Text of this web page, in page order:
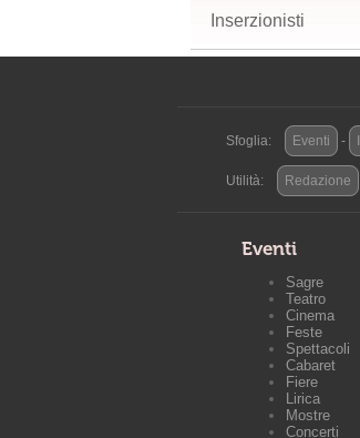
Inserzionisti
Sfoglia: Eventi -
Utilità: Redazione
Eventi
Sagre
Teatro
Cinema
Feste
Spettacoli
Cabaret
Fiere
Lirica
Mostre
Concerti